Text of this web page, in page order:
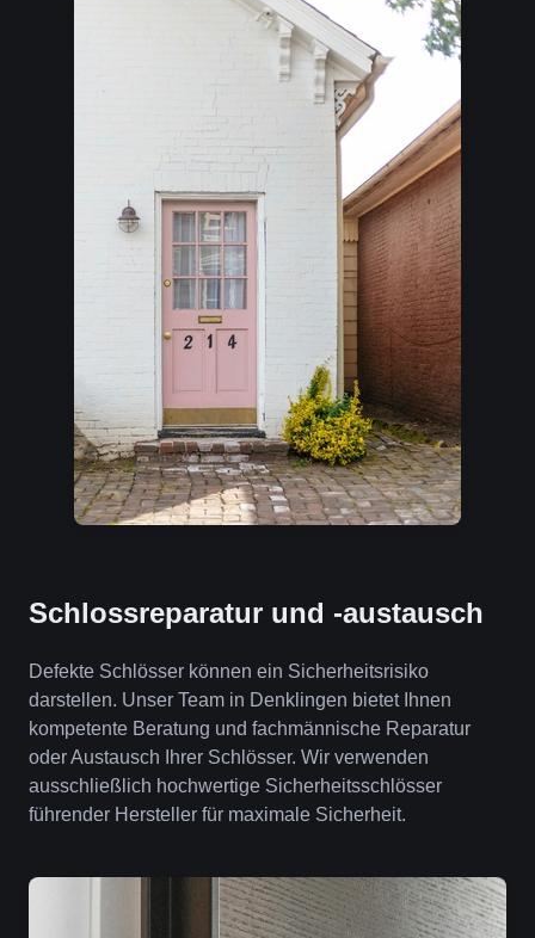
Schlossreparatur und -austausch
Defekte Schlösser können ein Sicherheitsrisiko
darstellen. Unser Team in Denklingen bietet Ihnen
kompetente Beratung und fachmännische Reparatur
oder Austausch Ihrer Schlösser. Wir verwenden
ausschließlich hochwertige Sicherheitsschlösser
führender Hersteller für maximale Sicherheit.